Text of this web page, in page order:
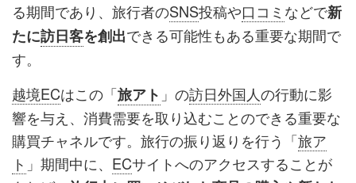
る期間であり、旅行者のSNS投稿や口コミ などで新
たに訪日客を創出できる可能性もある重要な期間で
す。
越境ECはこの「旅アト 」の訪日外国人の行動に影
響を与え、消費需要を取り込むことのできる重要な
購買チャネルです。旅行の振り返りを行う「旅ア
ト 」期間中に、 ECサイトへのアクセスすることが